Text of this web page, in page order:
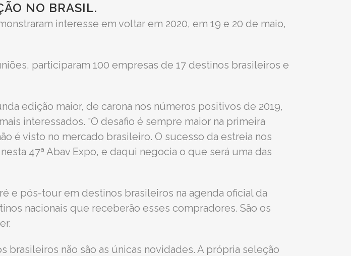
NO BRASIL.
interesse em voltar em 2020, em 19 e 20 de maio,
participaram 100 empresas de 17 destinos brasileiros e
edição maior, de carona nos números positivos de 2019,
interessados. “O desafio é sempre maior na primeira
é visto no mercado brasileiro. O sucesso da estreia nos
47ª Abav Expo, e daqui negocia o que será uma das
e pós-tour em destinos brasileiros na agenda oficial da
nacionais que receberão esses compradores. São os
brasileiros não são as únicas novidades. A própria seleção